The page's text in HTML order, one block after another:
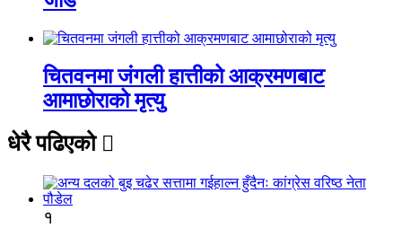
चितवनमा जंगली हात्तीको आक्रमणबाट
आमाछोराको मृत्यु
धेरै पढिएको
१